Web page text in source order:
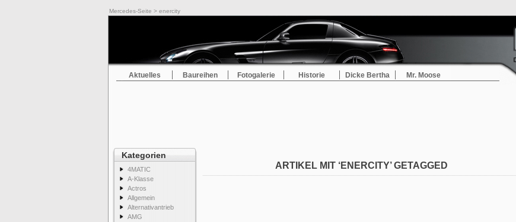
Mercedes-Seite > enercity
Aktuelles Baureihen Fotogalerie Historie Dicke Bertha Mr. Moose
Kategorien
4MATIC
A-Klasse
Actros
Allgemein
Alternativantrieb
AMG
ARTIKEL MIT ‘ENERCITY’ GETAGGED